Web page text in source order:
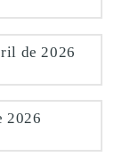
de 2026
2026